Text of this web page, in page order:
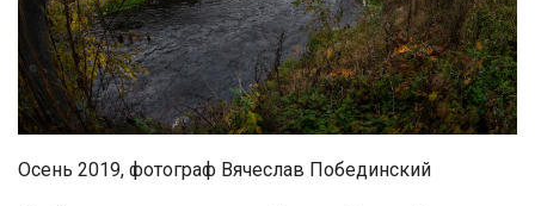
Осень 2019, фотограф Вячеслав Побединский